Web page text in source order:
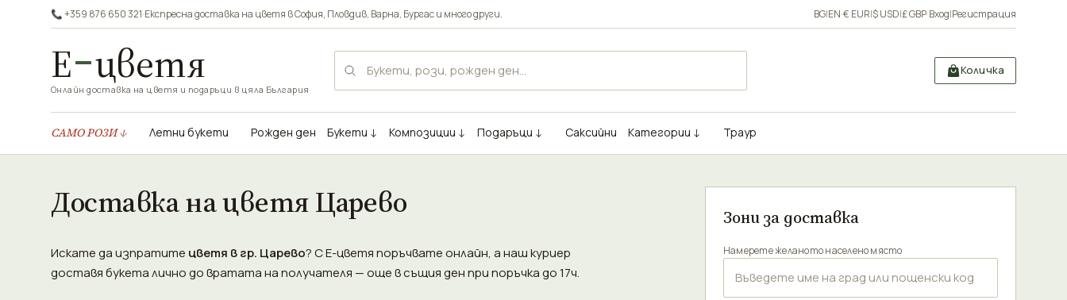
📞 +359 876 650 321·Експресна доставка на цветя вСофия, Пловдив, Варна, Бургаси много други. BG|EN·€ EUR|$ USD|£ GBP·Вход|Регистрация
Е цветя
Онлайн доставка на цветя и подаръци в цяла България
Количка
САМО РОЗИ ↓ Летни букети Рожден ден Букети ↓ Композиции ↓ Подаръци ↓ Саксийни Категории ↓ Траур
Доставка на цветя Царево
Искате да изпратите цветя в гр. Царево? С Е-цветя поръчвате онлайн, а наш куриер
доставя букета лично до вратата на получателя — още в същия ден при поръчка до 17ч.
Зони за доставка
Намерете желаното населено място